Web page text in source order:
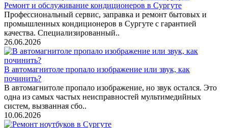
Ремонт и обслуживание кондиционеров в Сургуте
Профессиональный сервис, заправка и ремонт бытовых и
промышленных кондиционеров в Сургуте с гарантией
качества. Специализированный..
26.06.2026
В автомагнитоле пропало изображение или звук, как
починить?
В автомагнитоле пропало изображение, но звук остался. Это
одна из самых частых неисправностей мультимедийных
систем, вызванная сбо..
10.06.2026